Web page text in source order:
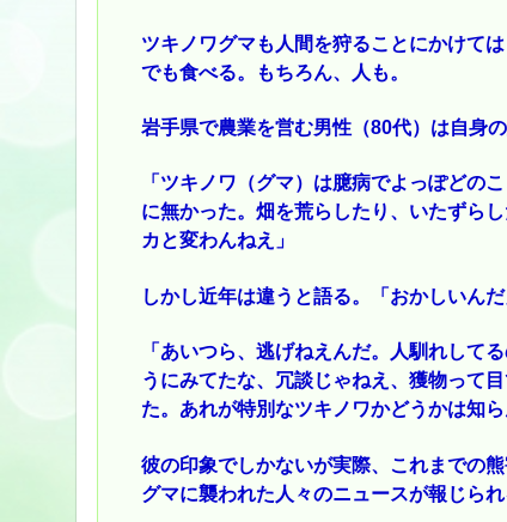
ツキノワグマも人間を狩ることにかけて
でも食べる。もちろん、人も。
岩手県で農業を営む男性（80代）は自身の
「ツキノワ（グマ）は臆病でよっぽどの
に無かった。畑を荒らしたり、いたずら
カと変わんねえ」
しかし近年は違うと語る。「おかしいんだ
「あいつら、逃げねえんだ。人馴れして
うにみてたな、冗談じゃねえ、獲物って
た。あれが特別なツキノワかどうかは知
彼の印象でしかないが実際、これまでの
グマに襲われた人々のニュースが報じられ